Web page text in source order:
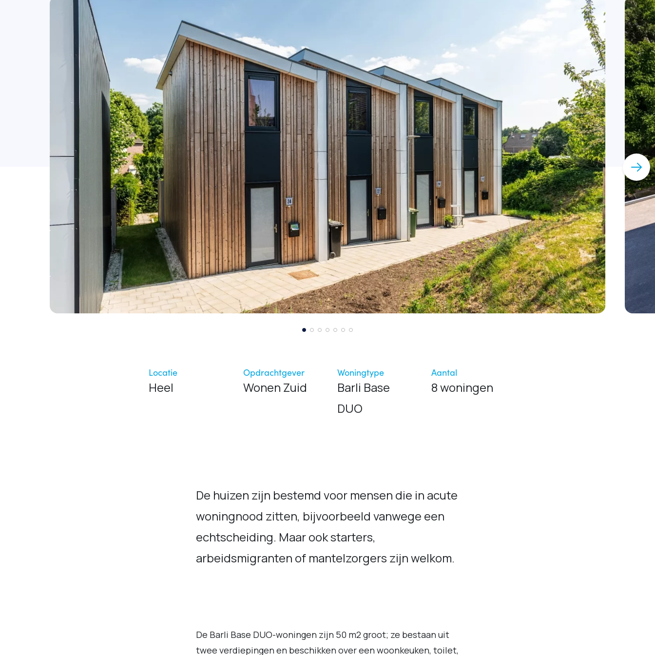
Locatie
Heel
Opdrachtgever
Wonen Zuid
Woningtype
Barli Base
DUO
Aantal
8 woningen
De huizen zijn bestemd voor mensen die in acute
woningnood zitten, bijvoorbeeld vanwege een
echtscheiding. Maar ook starters,
arbeidsmigranten of mantelzorgers zijn welkom.
De Barli Base DUO-woningen zijn 50 m2 groot; ze bestaan uit
twee verdiepingen en beschikken over een woonkeuken, toilet,